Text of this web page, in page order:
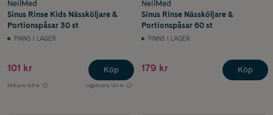
NeilMed
Sinus Rinse Kids Nässköljare &
Portionspåsar 30 st
FINNS I LAGER
101 kr
Ord.pris 125 kr Lägsta pris 124 kr
Köp
NeilMed
Sinus Rinse Nässköljare &
Portionspåsar 60 st
FINNS I LAGER
179 kr Köp